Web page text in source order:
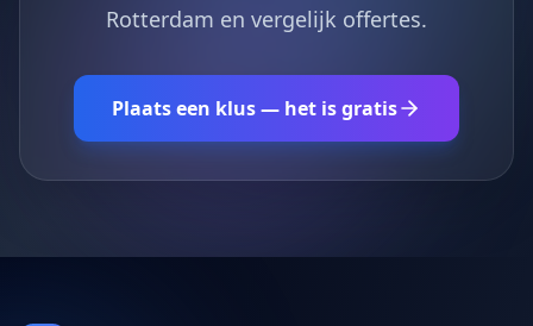
Rotterdam en vergelijk offertes.
Plaats een klus — het is gratis